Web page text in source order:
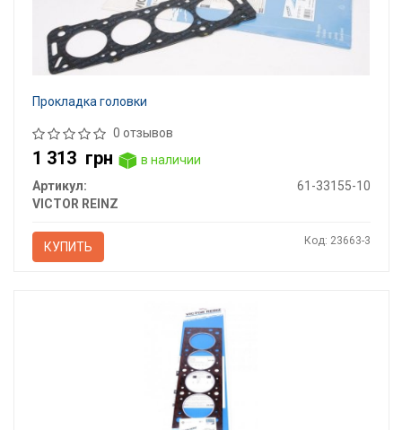
Прокладка головки
0 отзывов
1 313 грн
в наличии
Артикул:
61-33155-10
VICTOR REINZ
КУПИТЬ Код: 23663-3